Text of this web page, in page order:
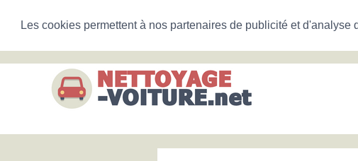
Les cookies permettent à nos partenaires de publicité et